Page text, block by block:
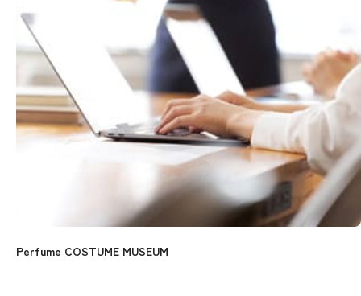
Perfume COSTUME MUSEUM